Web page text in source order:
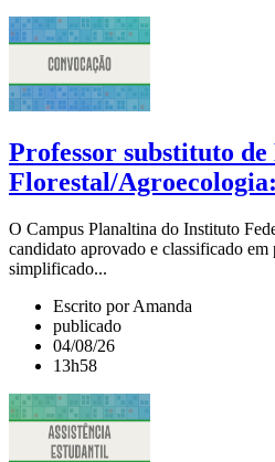
Professor substituto
Florestal/
O Campus Planaltina do Instituto
candidato aprovado e classificado em
simplificado...
Escrito por Amanda
publicado
04/08/26
13h58